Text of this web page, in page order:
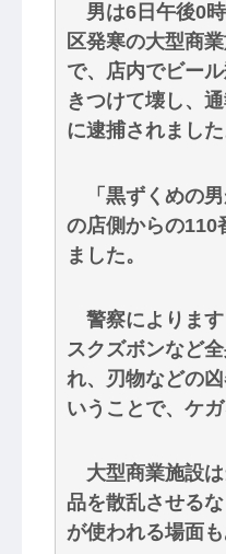
男は6日午後0
区発寒の大型商
で、店内でビー
きつけて壊し、
に逮捕されました
「黒ずくめの男
の店側からの110
ました。
警察によります
スクズボンなど
れ、刃物などの
いうことで、ケ
大型商業施設は
品を散乱させる
が使われる場面